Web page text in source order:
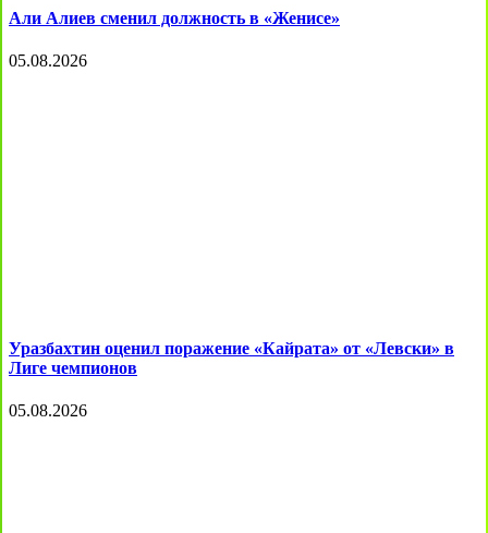
Али Алиев сменил должность в «Женисе»
05.08.2026
Уразбахтин оценил поражение «Кайрата» от «Левски» в
Лиге чемпионов
05.08.2026